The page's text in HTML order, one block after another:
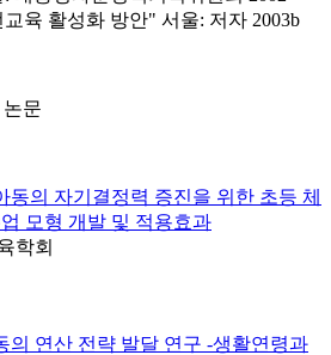
교육 활성화 방안" 서울: 저자 2003b
문
동의 자기결정력 증진을 위한 초등 체
모형 개발 및 적용효과
학회
의 연산 전략 발달 연구 -생활연령과